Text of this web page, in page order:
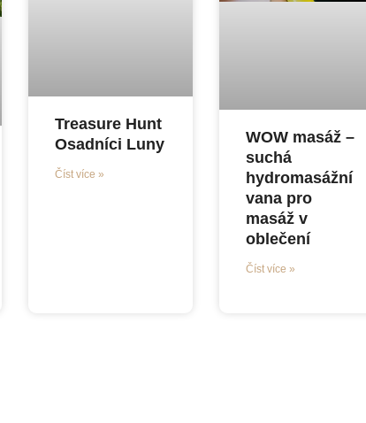
Treasure Hunt
Osadníci Luny
Číst více »
WOW masáž –
suchá
hydromasážní
vana pro
masáž v
oblečení
Číst více »